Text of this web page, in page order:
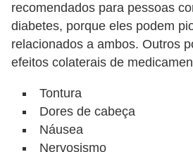
recomendados para pessoas
diabetes, porque eles podem
relacionados a ambos. Outros
efeitos colaterais de
Tontura
Dores de cabeça
Náusea
Nervosismo